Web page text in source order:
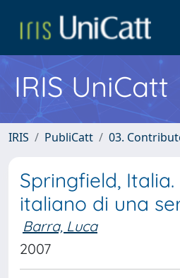
IRIS UniCatt
IRIS PubliCatt 03.
Springfield,
italiano di una
Barra, Luca
2007